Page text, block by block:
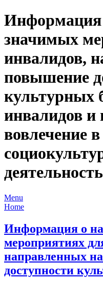
Информация
значимых
инвалидов,
повышение
культурных
инвалидов и
вовлечение в
деятельность
Menu
Home
Информация о
мероприятиях
направленных
доступности